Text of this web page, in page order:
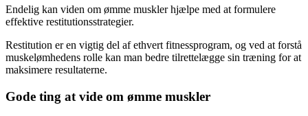
Endelig kan viden om ømme muskler hjælpe med at formulere
effektive restitutionsstrategier.
Restitution er en vigtig del af ethvert fitnessprogram, og ved at forstå
muskelømhedens rolle kan man bedre tilrettelægge sin træning for at
maksimere resultaterne.
Gode ting at vide om ømme muskler